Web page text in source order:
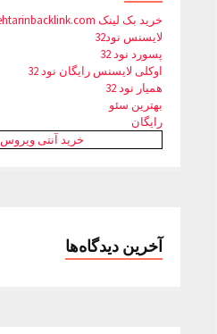
خرید بک لینک behtarinbacklink.com
لایسنس نود32
پسورد نود 32
اوکلی لایسنس رایگان نود 32
همیار نود 32
بهترین سئو
رایگان
خرید آنتی ویروس Kaspersky
آخرین دیدگاه‌ها